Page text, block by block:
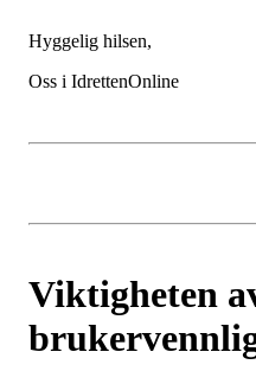
Hyggelig hilsen,
Oss i IdrettenOnline
Viktigheten